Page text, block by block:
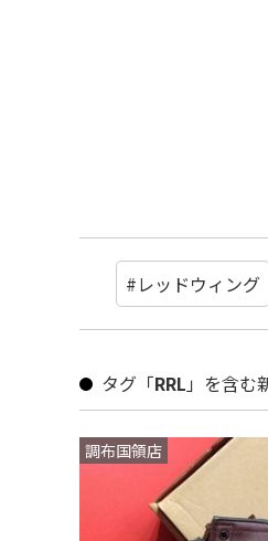
#レッドウィング
タグ「RRL 」を含む
調布国領店